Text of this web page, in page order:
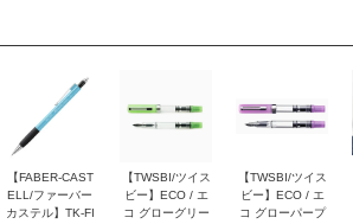
【FABER-CAST
ELL/ファーバー
カステル】TK-FI
【TWSBI/ツイス
ビー】ECO / エ
コ グローグリー
【TWSBI/ツイス
ビー】ECO / エ
コ グローパープ